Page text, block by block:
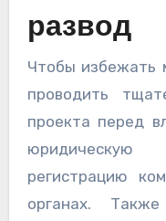
развод
Чтобы избежать
проводить
проекта перед
юридическую
регистрацию
органах.